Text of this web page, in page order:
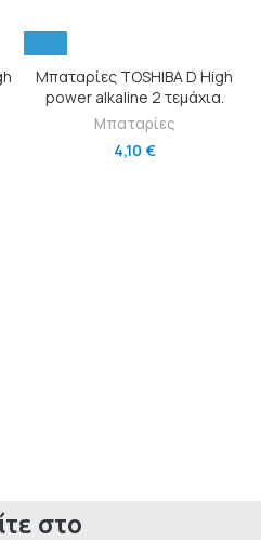
Μπαταρίες TOSHIBA D High
power alkaline 2 τεμάχια.
Μπαταρίες
4,10 €
στο